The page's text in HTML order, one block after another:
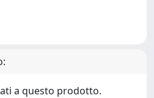
a questo prodotto.